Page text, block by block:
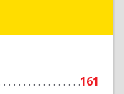
161
Подробнее